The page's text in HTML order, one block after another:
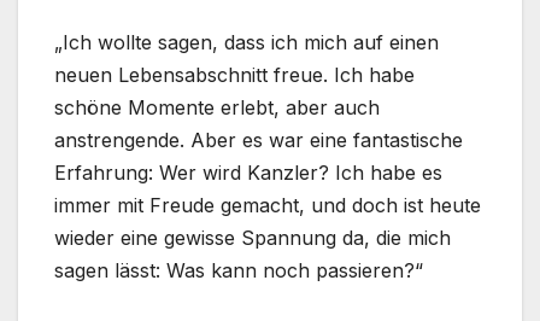
„Ich wollte sagen, dass ich mich auf einen
neuen Lebensabschnitt freue. Ich habe
schöne Momente erlebt, aber auch
anstrengende. Aber es war eine fantastische
Erfahrung: Wer wird Kanzler? Ich habe es
immer mit Freude gemacht, und doch ist heute
wieder eine gewisse Spannung da, die mich
sagen lässt: Was kann noch passieren?“